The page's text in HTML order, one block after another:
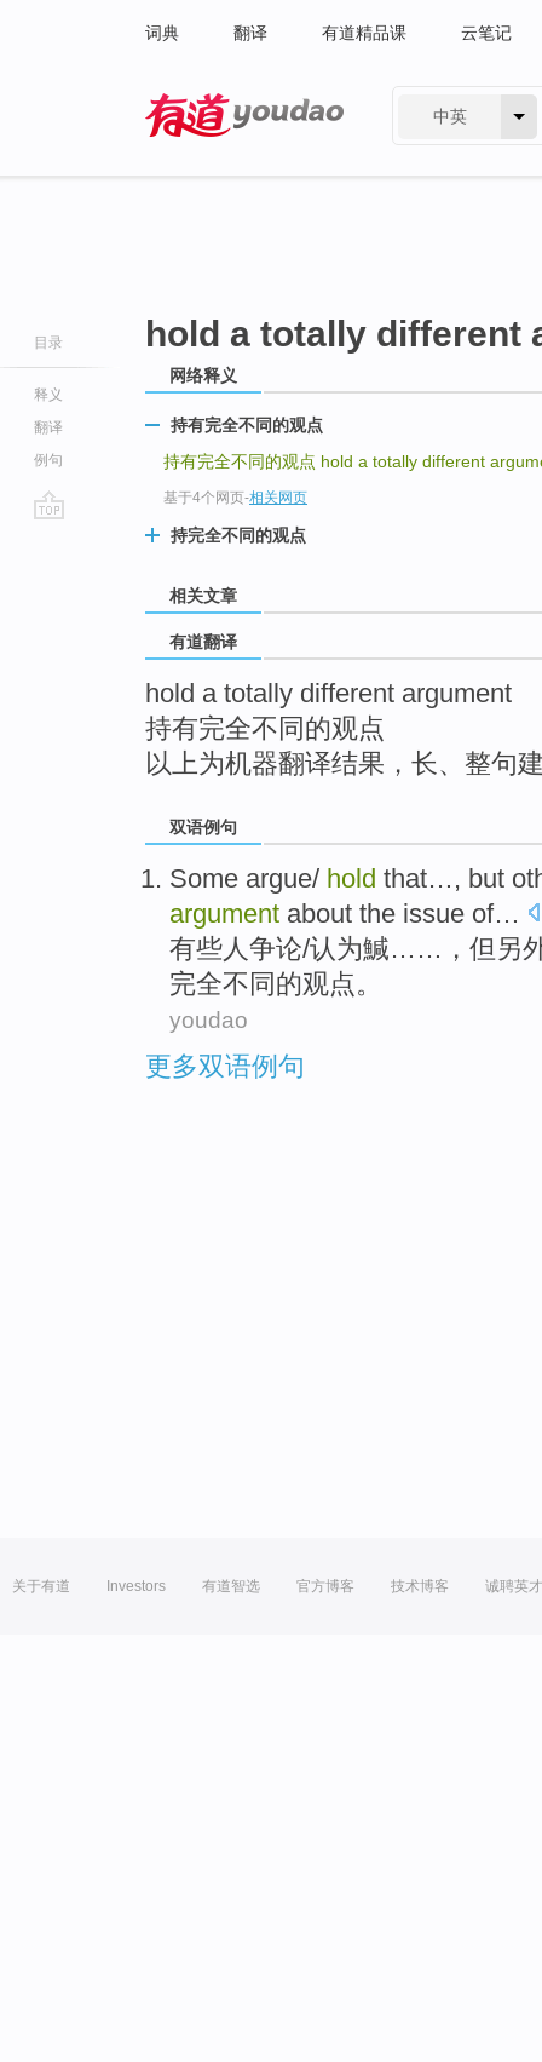
词典 翻译 有道精品课 云笔记
中英
目录
释义
翻译
例句
hold a totally different
网络释义
持有完全不同的观点
持有完全不同的观点 hold a totally different
基于4个网页-相关网页
持完全不同的观点
相关文章
有道翻译
hold a totally different argument
持有完全不同的观点
以上为机器翻译结果，长、整句
双语例句
Some argue/ hold that…, but
argument about the issue of…
有些 人争论/认为鰔……， 但 另
完全不同 的观点。
youdao
更多双语例句
关于有道 Investors 有道智选 官方博客 技术博客 诚聘英才